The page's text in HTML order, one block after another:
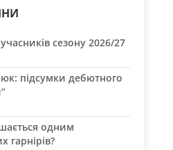
сезону 2026/27
підсумки дебютного
одним
гарнірів?